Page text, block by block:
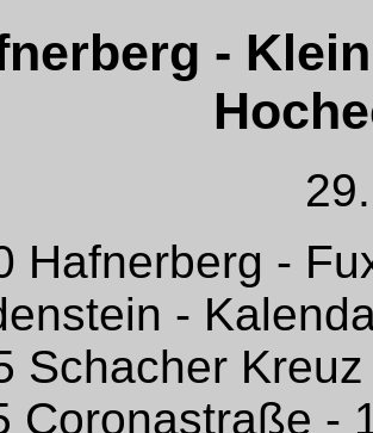
-
Hafnerberg -
-
Schacher
Coronastraße -